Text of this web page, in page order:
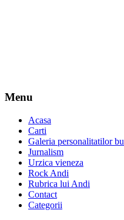
Menu
Acasa
Carti
Galeria personalitatilor
Jurnalism
Urzica vieneza
Rock Andi
Rubrica lui Andi
Contact
Categorii